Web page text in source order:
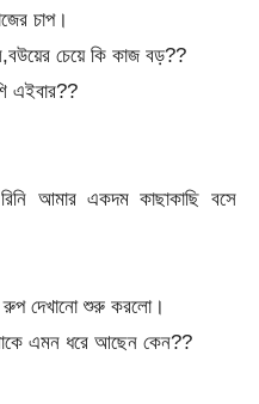
চাপ।
চেয়ে কি কাজ বড়??
এইবার??
আমার একদম কাছাকাছি বসে
রুপ দেখানো শুরু করলো।
এমন ধরে আছেন কেন??